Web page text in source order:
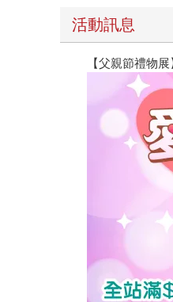
活動訊息
【父親節禮物